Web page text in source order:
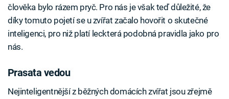
člověka bylo rázem pryč. Pro nás je však teď důležité, že
díky tomuto pojetí se u zvířat začalo hovořit o skutečné
inteligenci, pro niž platí leckterá podobná pravidla jako pro
nás.
Prasata vedou
Nejinteligentnější z běžných domácích zvířat jsou zřejmě